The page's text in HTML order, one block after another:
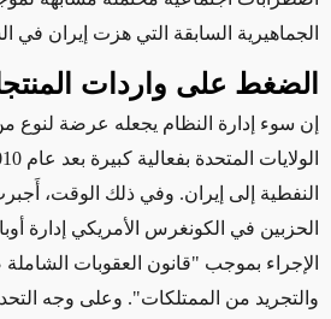
الجماهيرية السابقة التي هزت إيران في
الضغط على واردات
إن سوء إدارة النظام يجعله عرضة لنوع
النفطية إلى إيران. وفي ذلك الوقت،
الحزبين في الكونغرس الأمريكي إدارة
الإجراء بموجب "قانون العقوبات الشاملة
والتجريد من الممتلكات". وعلى وجه